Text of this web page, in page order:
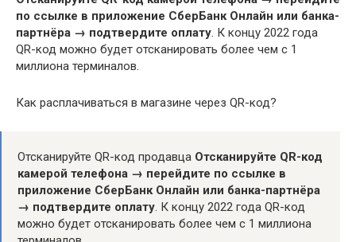
по ссылке в приложение СберБанк Онлайн или банка-
партнёра → подтвердите оплату. К концу 2022 года
QR-код можно будет отсканировать более чем с 1
миллиона терминалов.
Как расплачиваться в магазине через QR-код?
Отсканируйте QR-код продавца Отсканируйте QR-код
камерой телефона → перейдите по ссылке в
приложение СберБанк Онлайн или банка-партнёра
→ подтвердите оплату. К концу 2022 года QR-код
можно будет отсканировать более чем с 1 миллиона